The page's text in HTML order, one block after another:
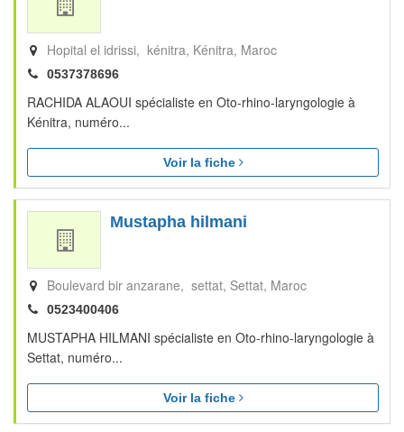
Hopital el idrissi, kénitra Kénitra Maroc
0537378696
RACHIDA ALAOUI spécialiste en Oto-rhino-laryngologie à
Kénitra, numéro...
Voir la fiche
Mustapha hilmani
Boulevard bir anzarane, settat Settat Maroc
0523400406
MUSTAPHA HILMANI spécialiste en Oto-rhino-laryngologie à
Settat, numéro...
Voir la fiche